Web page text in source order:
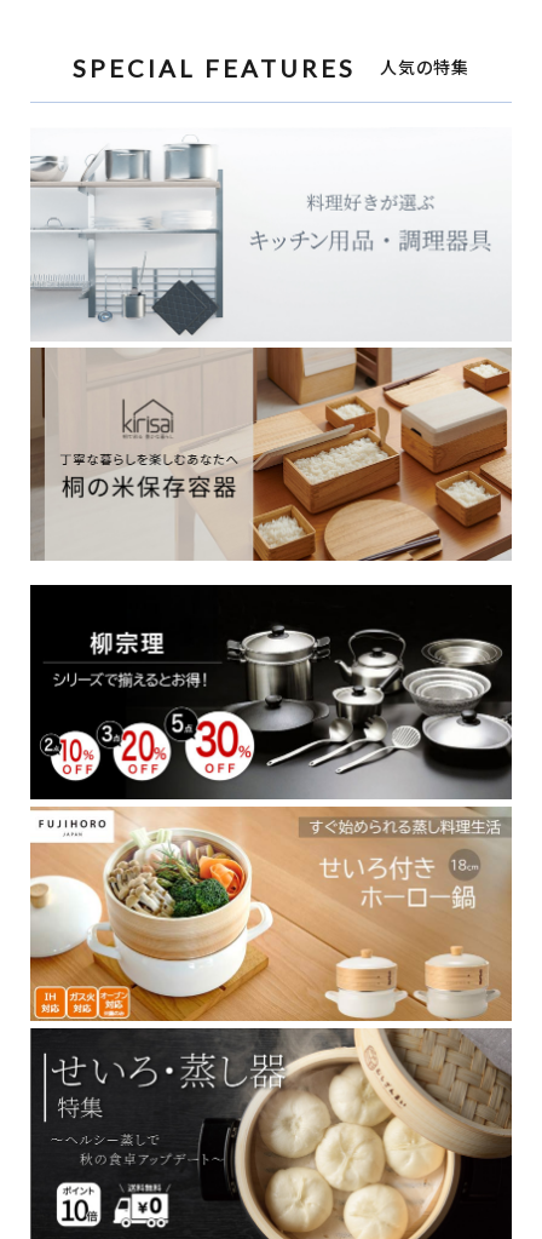
SPECIAL FEATURES 人気の特集